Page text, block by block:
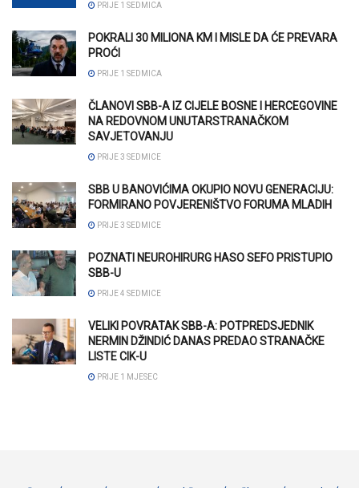
PRIJE 1 SEDMICA
POKRALI 30 MILIONA KM I MISLE DA ĆE PREVARA
PROĆI
PRIJE 1 SEDMICA
ČLANOVI SBB-A IZ CIJELE BOSNE I HERCEGOVINE
NA REDOVNOM UNUTARSTRANAČKOM
SAVJETOVANJU
PRIJE 3 SEDMICE
SBB U BANOVIĆIMA OKUPIO NOVU GENERACIJU:
FORMIRANO POVJERENIŠTVO FORUMA MLADIH
PRIJE 3 SEDMICE
POZNATI NEUROHIRURG HASO SEFO PRISTUPIO
SBB-U
PRIJE 4 SEDMICE
VELIKI POVRATAK SBB-A: POTPREDSJEDNIK
NERMIN DŽINDIĆ DANAS PREDAO STRANAČKE
LISTE CIK-U
PRIJE 1 MJESEC